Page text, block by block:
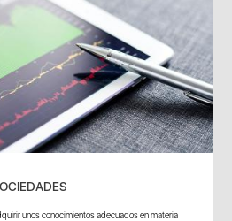
unos conocimientos adecuados en materia